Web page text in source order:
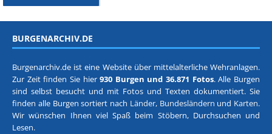
BURGENARCHIV.DE
Burgenarchiv.de ist eine Website über mittelalterliche Wehranlagen.
Zur Zeit finden Sie hier930 Burgen und 36.871 Fotos. Alle Burgen
sind selbst besucht und mit Fotos und Texten dokumentiert. Sie
finden alle Burgen sortiert nach Länder, Bundesländern und Karten.
Wir wünschen Ihnen viel Spaß beim Stöbern, Durchsuchen und
Lesen.